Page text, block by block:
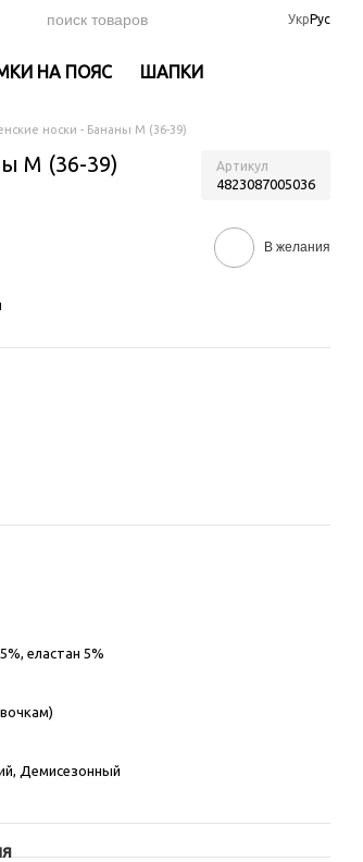
УкрРус
НА ПОЯС ШАПКИ
носки - Бананы M (36-39)
M (36-39) Артикул
4823087005036
В желания
еластан 5%
Демисезонный